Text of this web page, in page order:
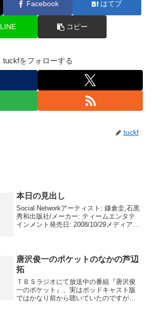
Facebook はてブ
LINE コピー
tuckfをフォローする
tuckf
本日の見出し
Social Networkアーティスト: 鎌倉圭,石黒
秀和出版社/メーカー: ティームエンタテ
インメント発売日: 2008/10/29メディア:
唐沢俊一のポケットのなかの芦辺
拓
ＴＢＳラジオにて放送中の番組『唐沢俊
一のポケット』、実はポッドキャスト版
ではかなり前から聴いていたのですが、